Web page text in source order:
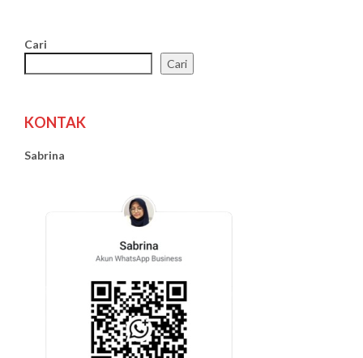
Cari
Cari
KONTAK
Sabrina